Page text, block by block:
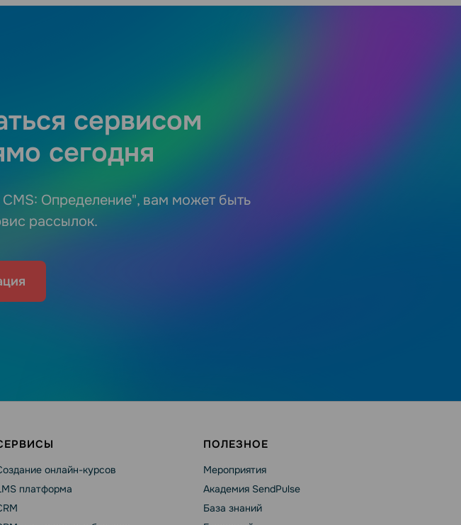
сервисом
сегодня
CMS: Определение", вам может быть
рассылок.
онлайн-курсов
платформа
ПОЛЕЗНОЕ
Мероприятия
Академия SendPulse
База знаний